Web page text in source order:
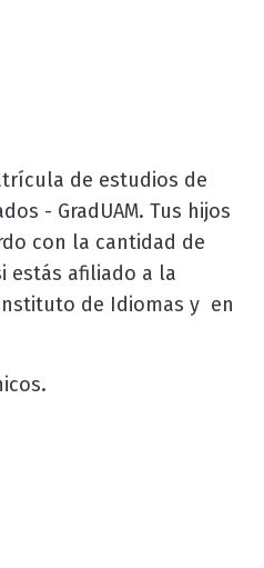
de estudios de
- GradUAM. Tus hijos
con la cantidad de
estás afiliado a la
de Idiomas y en